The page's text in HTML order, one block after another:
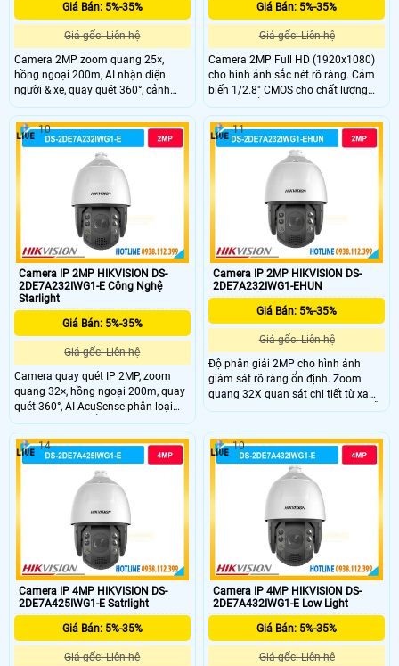
Giá Bán: 5%-35%
Giá gốc: Liên hệ
Camera 2MP zoom quang 25×,
hồng ngoại 200m, AI nhận diện
người & xe, quay quét 360°, cảnh
báo đèn và âm thanh, bền bỉ IP67.
Giá Bán: 5%-35%
Giá gốc: Liên hệ
Camera 2MP Full HD (1920x1080)
cho hình ảnh sắc nét rõ ràng. Cảm
biến 1/2.8" CMOS cho chất lượng
hình ảnh ổn định. Hồng ngoại tầm
xa 200m hỗ trợ giám sát ban đêm
liên tục. PTZ xoay 360° không điểm
mù, bao quát toàn khu vực rộng.
Âm thanh 2 chiều với micro kép và
loa tích hợp.
Camera IP 2MP HIKVISION DS-
2DE7A232IWG1-E Công Nghệ
Starlight
Giá Bán: 5%-35%
Giá gốc: Liên hệ
Camera quay quét IP 2MP, zoom
quang 32×, hồng ngoại 200m, quay
quét 360°, AI AcuSense phân loại
người và xe, chuẩn bảo vệ IP67,
IK10.
10
Camera IP 2MP HIKVISION DS-
2DE7A232IWG1-EHUN
Giá Bán: 5%-35%
Giá gốc: Liên hệ
Độ phân giải 2MP cho hình ảnh
giám sát rõ ràng ổn định. Zoom
quang 32X quan sát chi tiết từ xa
khu vực rộng. Hồng ngoại 200m hỗ
Cảm biến 1/2.8" CMOS cho chất
lượng hình ảnh ổn định. Xoay 360°
PTZ linh hoạt bao quát toàn khu
11
Camera IP 4MP HIKVISION DS-
2DE7A425IWG1-E Satrlight
Giá Bán: 5%-35%
Giá gốc: Liên hệ
14
Camera IP 4MP HIKVISION DS-
2DE7A432IWG1-E Low Light
Giá Bán: 5%-35%
Giá gốc: Liên hệ
10